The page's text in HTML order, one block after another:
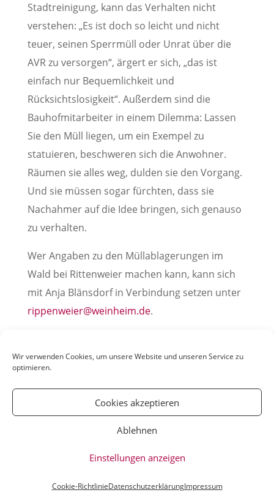
Wir verwenden Cookies, um unsere Website und unseren Service zu
optimieren.
Cookies akzeptieren
Ablehnen
Einstellungen anzeigen
Cookie-RichtlinieDatenschutzerklärungImpressum
Stadtreinigung, kann das Verhalten nicht
verstehen: „Es ist doch so leicht und nicht
teuer, seinen Sperrmüll oder Unrat über die
AVR zu versorgen“, ärgert er sich, „das ist
einfach nur Bequemlichkeit und
Rücksichtslosigkeit“. Außerdem sind die
Bauhofmitarbeiter in einem Dilemma: Lassen
Sie den Müll liegen, um ein Exempel zu
statuieren, beschweren sich die Anwohner.
Räumen sie alles weg, dulden sie den Vorgang.
Und sie müssen sogar fürchten, dass sie
Nachahmer auf die Idee bringen, sich genauso
zu verhalten.
Wer Angaben zu den Müllablagerungen im
Wald bei Rittenweier machen kann, kann sich
mit Anja Blänsdorf in Verbindung setzen unter
rippenweier@weinheim.de.
2023
Weinheimer Jugendmedien gUG //
//Datenschutz